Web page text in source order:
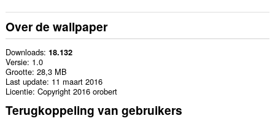
Over de wallpaper
Downloads 18.132
Versie 1.0
Grootte 28,3 MB
Last update 11 maart 2016
Licentie Copyright 2016 orobert
Terugkoppeling van gebruikers